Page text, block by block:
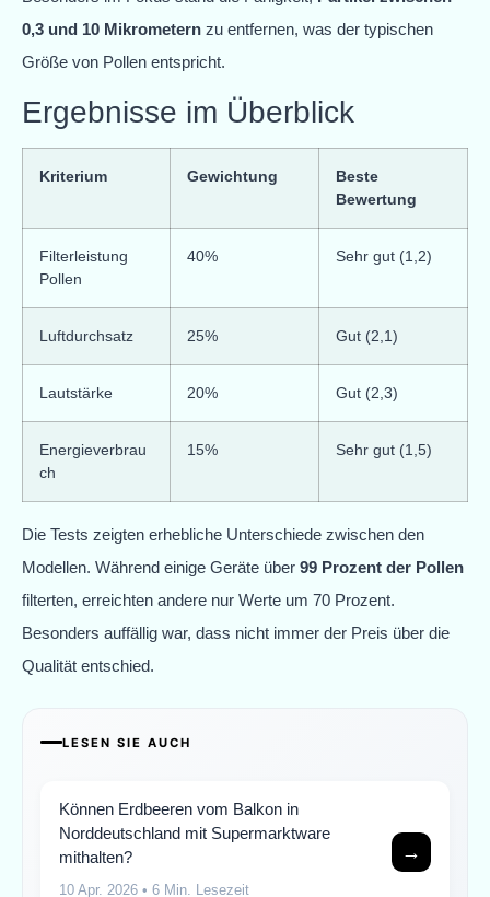
0,3 und 10 Mikrometern zu entfernen, was der typischen
Größe von Pollen entspricht.
Ergebnisse im Überblick
Kriterium Gewichtung
Beste
Bewertung
Filterleistung
Pollen
40% Sehr gut (1,2)
Luftdurchsatz 25% Gut (2,1)
Lautstärke 20% Gut (2,3)
Energieverbrau
ch
15% Sehr gut (1,5)
Die Tests zeigten erhebliche Unterschiede zwischen den
Modellen. Während einige Geräte über 99 Prozent der Pollen
filterten, erreichten andere nur Werte um 70 Prozent.
Besonders auffällig war, dass nicht immer der Preis über die
Qualität entschied.
LESEN SIE AUCH
Können Erdbeeren vom Balkon in
Norddeutschland mit Supermarktware
mithalten?
10 Apr. 2026 • 6 Min. Lesezeit
→